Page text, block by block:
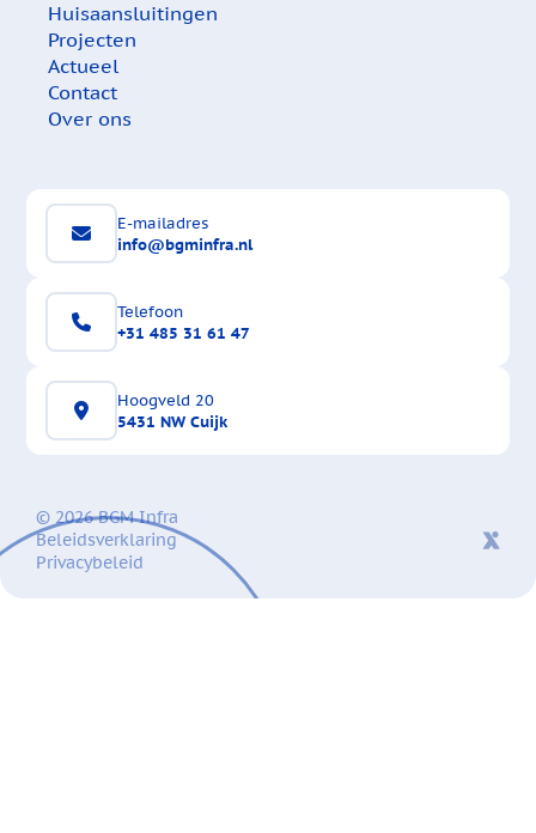
Huisaansluitingen
Projecten
Actueel
Contact
Over ons
E-mailadres
info@bgminfra.nl
Telefoon
+31 485 31 61 47
Hoogveld 20
5431 NW Cuijk
© 2026 BGM Infra
Beleidsverklaring
Privacybeleid